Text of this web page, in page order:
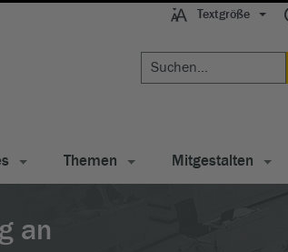
Textgröße
Themen Mitgestalten
an